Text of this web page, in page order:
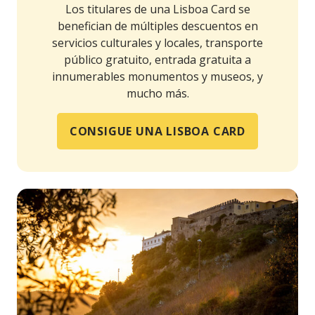
Los titulares de una Lisboa Card se
benefician de múltiples descuentos en
servicios culturales y locales, transporte
público gratuito, entrada gratuita a
innumerables monumentos y museos, y
mucho más.
CONSIGUE UNA LISBOA CARD